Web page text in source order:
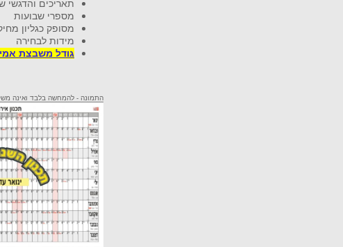
תאריכים והדגשי
מספרי שבועות
מסופק כגליון
מידות לבחירה
גודל משבצת
התמונה - להמחשה בלבד ואינה